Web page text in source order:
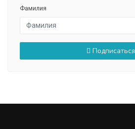
Фамилия
Подписаться